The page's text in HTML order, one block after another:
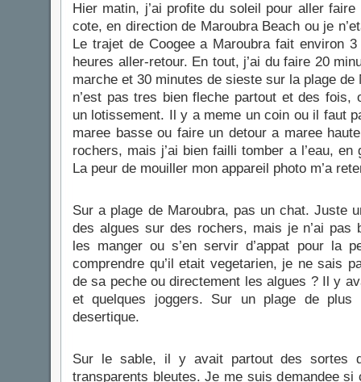
Hier matin, j’ai profite du soleil pour aller
cote, en direction de Maroubra Beach ou je
Le trajet de Coogee a Maroubra fait environ
heures aller-retour. En tout, j’ai du faire 20
marche et 30 minutes de sieste sur la plage de
n’est pas tres bien fleche partout et des fois,
un lotissement. Il y a meme un coin ou il faut
maree basse ou faire un detour a maree
rochers, mais j’ai bien failli tomber a l’eau,
La peur de mouiller mon appareil photo m’a
Sur a plage de Maroubra, pas un chat. Juste
des algues sur des rochers, mais je n’ai pas
les manger ou s’en servir d’appat pour la
comprendre qu’il etait vegetarien, je ne sais
de sa peche ou directement les algues ? Il y
et quelques joggers. Sur un plage de plus
desertique.
Sur le sable, il y avait partout des sortes
transparents bleutes. Je me suis demandee si